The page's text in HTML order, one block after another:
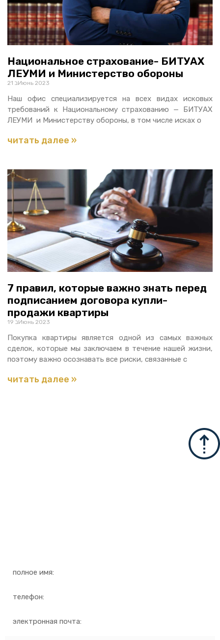
Национальное страхование- БИТУАХ
ЛЕУМИ и Министерство обороны
21 בИюнь 2023
Наш офис специализируется на всех видах исковых
требований к Национальному страхованию — БИТУАХ
ЛЕУМИ и Министерству обороны, в том числе исках о
читать далее »
7 правил, которые важно знать перед
подписанием договора купли-
продажи квартиры
19 בИюнь 2023
Покупка квартиры является одной из самых важных
сделок, которые мы заключаем в течение нашей жизни,
поэтому важно осознавать все риски, связанные с
читать далее »